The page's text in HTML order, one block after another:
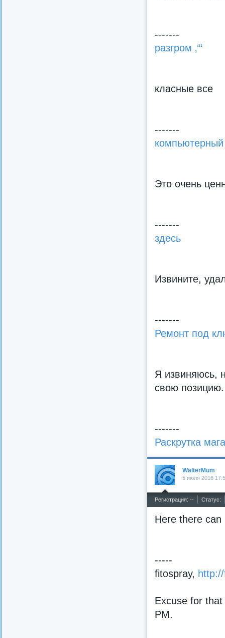
-------
разгром ‚‘“
класные все
-------
Это очень
-------
здесь
Извините,
-------
Ремонт под
Я извиняюсь,
свою
-------
Раскрутка
WalterMum
5 июля 2016
Регистрация: -- Статус:
Here there
-----
fitospray,
Excuse for
PM.